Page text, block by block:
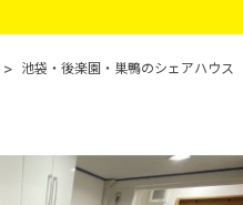
> 池袋・後楽園・巣鴨のシェアハウス